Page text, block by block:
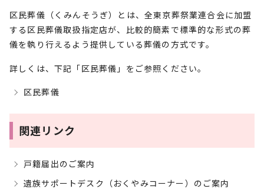
区民葬儀（くみんそうぎ）とは、全東京葬祭業連合会に加盟
する区民葬儀取扱指定店が、比較的簡素で標準的な形式の葬
儀を執り行えるよう提供している葬儀の方式です。
詳しくは、下記「区民葬儀」をご参照ください。
区民葬儀
関連リンク
戸籍届出のご案内
遺族サポートデスク（おくやみコーナー）のご案内